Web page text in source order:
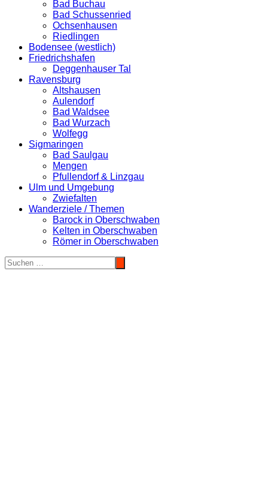
Bad Buchau
Bad Schussenried
Ochsenhausen
Riedlingen
Bodensee (westlich)
Friedrichshafen
Deggenhauser Tal
Ravensburg
Altshausen
Aulendorf
Bad Waldsee
Bad Wurzach
Wolfegg
Sigmaringen
Bad Saulgau
Mengen
Pfullendorf & Linzgau
Ulm und Umgebung
Zwiefalten
Wanderziele / Themen
Barock in Oberschwaben
Kelten in Oberschwaben
Römer in Oberschwaben